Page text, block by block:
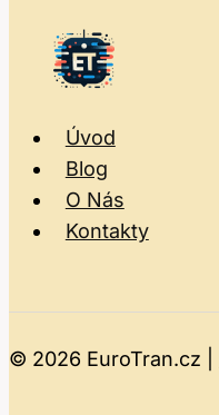
Úvod
Blog
O Nás
Kontakty
© 2026 EuroTran.cz |